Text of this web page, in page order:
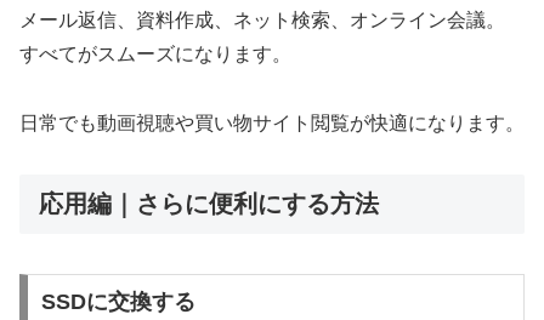
メール返信、資料作成、ネット検索、オンライン会議。
すべてがスムーズになります。
日常でも動画視聴や買い物サイト閲覧が快適になります。
応用編｜さらに便利にする方法
SSDに交換する